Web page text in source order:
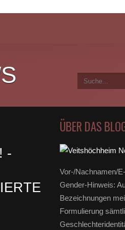
-
ÜBER DAS
Vor-/Nachnamen/
Gender-Hinweis:
Bezeichnungen
Formulierung